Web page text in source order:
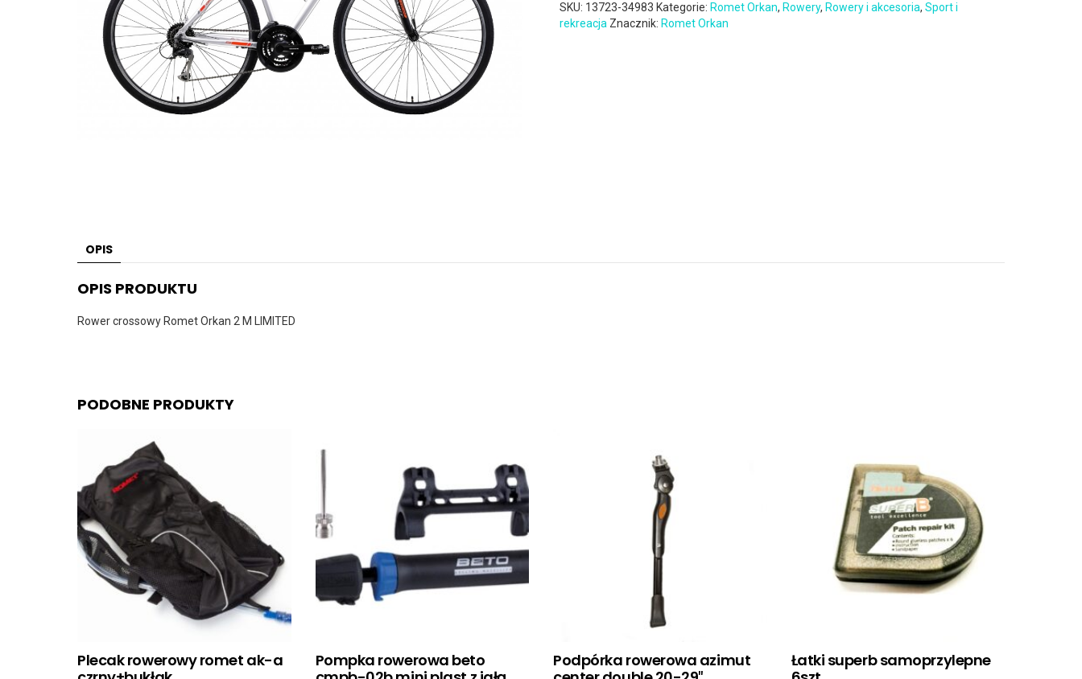
SKU: 13723-34983 Kategorie: Romet Orkan, Rowery, Rowery i akcesoria,Sport i
rekreacja Znacznik: Romet Orkan
OPIS
OPIS PRODUKTU
Rower crossowy Romet Orkan 2 M LIMITED
PODOBNE PRODUKTY
Plecak rowerowy romet ak-a
Pompka rowerowa beto
Podpórka rowerowa azimut
Łatki superb samoprzylepne